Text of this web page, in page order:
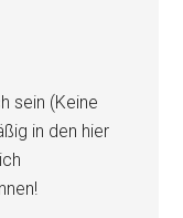
sein (Keine
in den hier